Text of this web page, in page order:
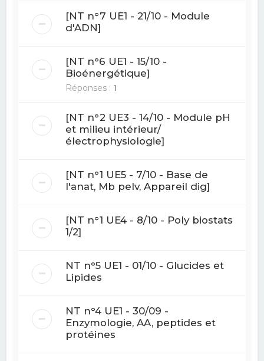
[NT n°7 UE1 - 21/10 - Module
d'ADN]
[NT n°6 UE1 - 15/10 -
Bioénergétique]
Réponses : 1
[NT n°2 UE3 - 14/10 - Module pH
et milieu intérieur/
électrophysiologie]
[NT n°1 UE5 - 7/10 - Base de
l'anat, Mb pelv, Appareil dig]
[NT n°1 UE4 - 8/10 - Poly biostats
1/2]
NT n°5 UE1 - 01/10 - Glucides et
Lipides
NT n°4 UE1 - 30/09 -
Enzymologie, AA, peptides et
protéines